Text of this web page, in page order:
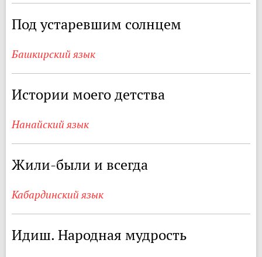
Под устаревшим солнцем
Башкирский язык
Истории моего детства
Нанайский язык
Жили-были и всегда
Кабардинский язык
Идиш. Народная мудрость